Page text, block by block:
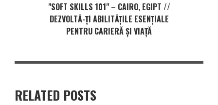
"SOFT SKILLS 101" – CAIRO, EGIPT //
DEZVOLTĂ-ȚI ABILITĂȚILE ESENȚIALE
PENTRU CARIERĂ ȘI VIAȚĂ
RELATED POSTS